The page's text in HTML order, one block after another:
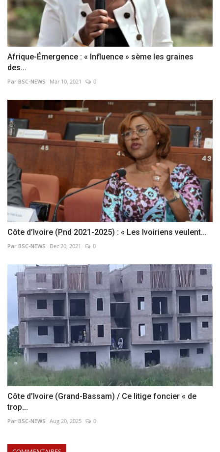
Afrique-Émergence : « Influence » sème les graines
des...
Par BSC-NEWS Mar 10, 2021 0
Côte d’Ivoire (Pnd 2021-2025) : « Les Ivoiriens veulent...
Par BSC-NEWS Dec 20, 2021 0
Côte d’Ivoire (Grand-Bassam) / Ce litige foncier « de
trop...
Par BSC-NEWS Aug 20, 2025 0